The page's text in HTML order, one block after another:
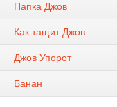
Папка Джов
Как тащит Джов
Джов Упорот
Банан